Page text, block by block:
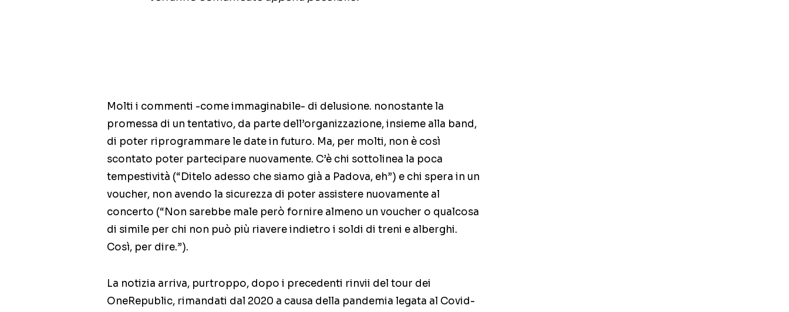
Molti i commenti -come immaginabile- di delusione. nonostante la
promessa di un tentativo, da parte dell’organizzazione, insieme alla band,
di poter riprogrammare le date in futuro. Ma, per molti, non è così
scontato poter partecipare nuovamente. C’è chi sottolinea la poca
tempestività (“Ditelo adesso che siamo già a Padova, eh”) e chi spera in un
voucher, non avendo la sicurezza di poter assistere nuovamente al
concerto (“Non sarebbe male però fornire almeno un voucher o qualcosa
di simile per chi non può più riavere indietro i soldi di treni e alberghi.
Così, per dire.”).
La notizia arriva, purtroppo, dopo i precedenti rinvii del tour dei
OneRepublic, rimandati dal 2020 a causa della pandemia legata al Covid-